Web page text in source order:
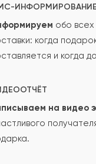
ИНФОРМИРОВАНИЕ
обо
когда
и когда
на видео